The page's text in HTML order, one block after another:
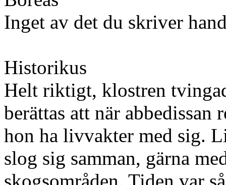
Inget av det du skriver
Historikus
Helt riktigt, klostren
berättas att när abbedissan
hon ha livvakter med sig.
slog sig samman, gärna